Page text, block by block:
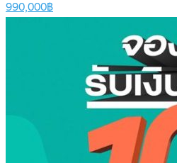
990,000฿